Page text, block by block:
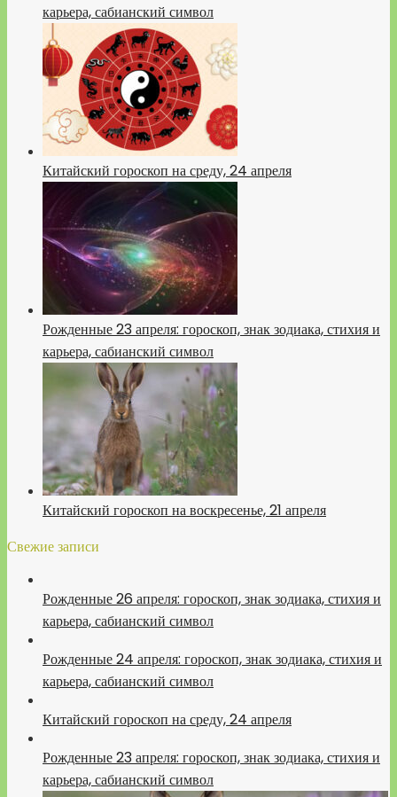
карьера, сабианский символ
Китайский гороскоп на среду, 24 апреля
Рожденные 23 апреля: гороскоп, знак зодиака, стихия и
карьера, сабианский символ
Китайский гороскоп на воскресенье, 21 апреля
Свежие записи
Рожденные 26 апреля: гороскоп, знак зодиака, стихия и
карьера, сабианский символ
Рожденные 24 апреля: гороскоп, знак зодиака, стихия и
карьера, сабианский символ
Китайский гороскоп на среду, 24 апреля
Рожденные 23 апреля: гороскоп, знак зодиака, стихия и
карьера, сабианский символ